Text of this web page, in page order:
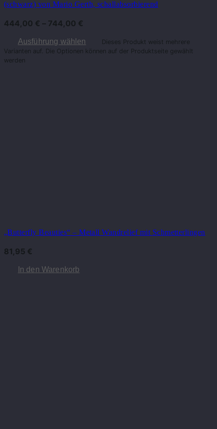
(schwarz) von Mario Gerth, schallabsorbierend
444,00 € – 744,00 €
Ausführung wählen
Dieses Produkt weist mehrere
Varianten auf. Die Optionen können auf der Produktseite gewählt
werden
„Butterfly Beauties“ – Metall Wandrelief mit Schmetterlingen
81,95 €
In den Warenkorb